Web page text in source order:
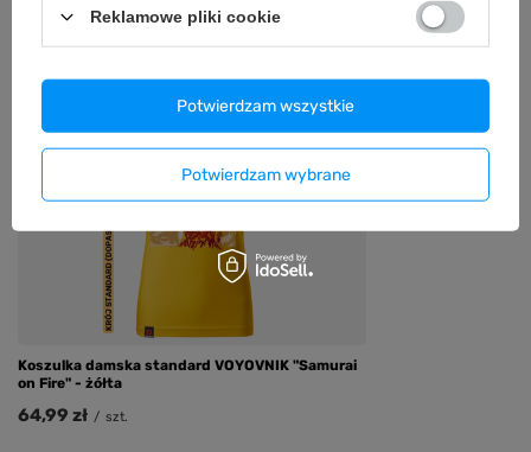
ZOBACZ RÓWNIEŻ
Koszulka damska standard VOYOVNIK "Samurai
on Fire" - żółta
64,99 zł / szt.
Koszulka damska
"Wildflower
Reklamowe pliki cookie
Potwierdzam wybrane
Potwierdzam wszystkie